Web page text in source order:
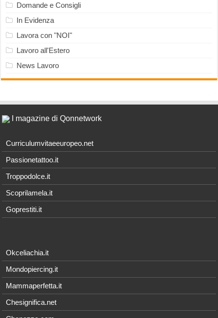
Domande e Consigli
In Evidenza
Lavora con "NOI"
Lavoro all'Estero
News Lavoro
I magazine di Qonnetwork
Curriculumvitaeeuropeo.net
Passionetattoo.it
Troppodolce.it
Scoprilamela.it
Goprestiti.it
Okceliachia.it
Mondopiercing.it
Mammaperfetta.it
Chesignifica.net